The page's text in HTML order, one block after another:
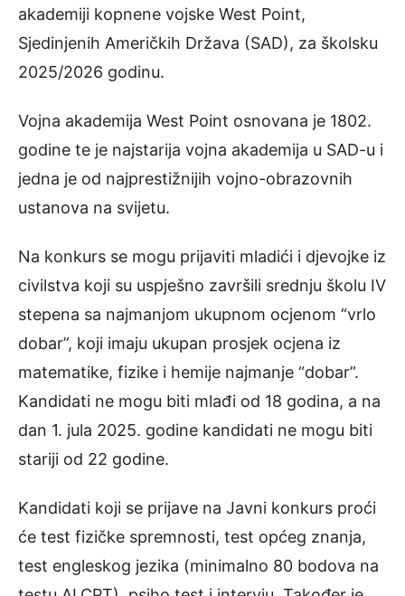
akademiji kopnene vojske West Point,
Sjedinjenih Američkih Država (SAD), za školsku
2025/2026 godinu.
Vojna akademija West Point osnovana je 1802.
godine te je najstarija vojna akademija u SAD-u i
jedna je od najprestižnijih vojno-obrazovnih
ustanova na svijetu.
Na konkurs se mogu prijaviti mladići i djevojke iz
civilstva koji su uspješno završili srednju školu IV
stepena sa najmanjom ukupnom ocjenom “vrlo
dobar”, koji imaju ukupan prosjek ocjena iz
matematike, fizike i hemije najmanje “dobar”.
Kandidati ne mogu biti mlađi od 18 godina, a na
dan 1. jula 2025. godine kandidati ne mogu biti
stariji od 22 godine.
Kandidati koji se prijave na Javni konkurs proći
će test fizičke spremnosti, test općeg znanja,
test engleskog jezika (minimalno 80 bodova na